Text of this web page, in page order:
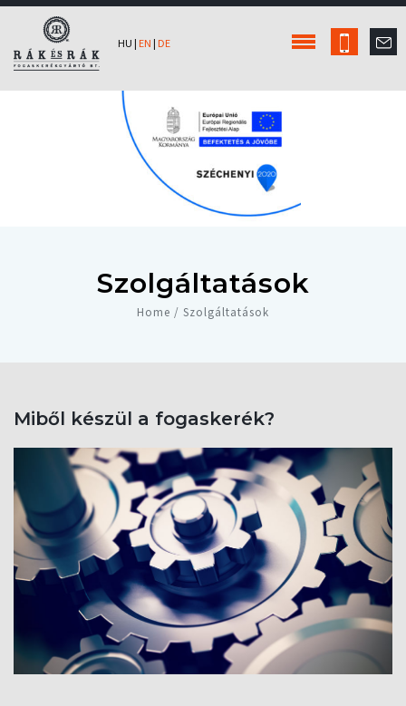
HU | EN | DE
Szolgáltatások
Home / Szolgáltatások
Miből készül a fogaskerék?